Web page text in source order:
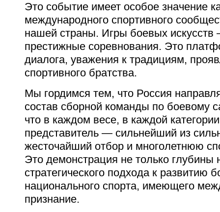
Это событие имеет особое значение
международного спортивного
нашей страны. Игры боевых искусств
престижные соревнования. Это
диалога, уважения к традициям,
спортивного братства.
Мы гордимся тем, что Россия
состав сборной команды по боевому
что в каждом весе, в каждой
представитель — сильнейший из
жесточайший отбор и многолетнюю
Это демонстрация не только глубины
стратегического подхода к развитию
национального спорта, имеющего
признание.